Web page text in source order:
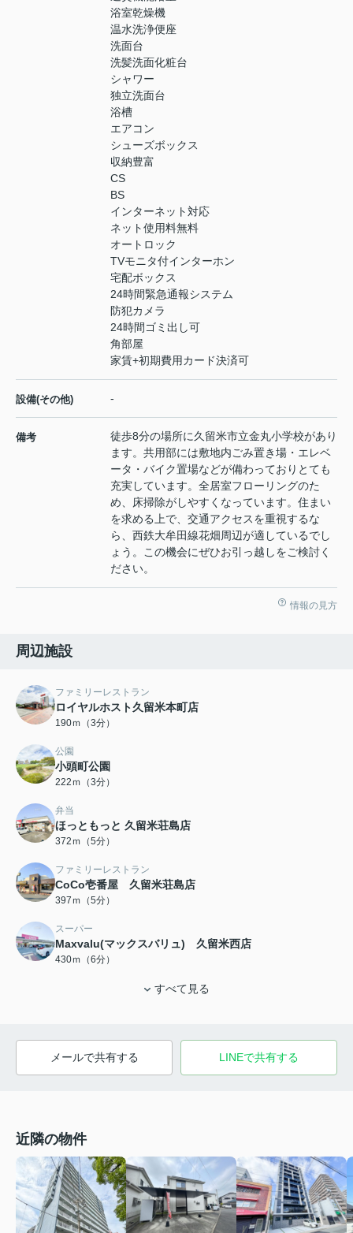
浴室乾燥機
温水洗浄便座
洗面台
洗髪洗面化粧台
シャワー
独立洗面台
浴槽
エアコン
シューズボックス
収納豊富
CS
BS
インターネット対応
ネット使用料無料
オートロック
TVモニタ付インターホン
宅配ボックス
24時間緊急通報システム
防犯カメラ
24時間ゴミ出し可
角部屋
家賃+初期費用カード決済可
設備(その他) -
備考
徒歩8分の場所に久留米市立金丸小学校があり
ます。共用部には敷地内ごみ置き場・エレベ
ータ・バイク置場などが備わっておりとても
充実しています。全居室フローリングのた
め、床掃除がしやすくなっています。住まい
を求める上で、交通アクセスを重視するな
ら、西鉄大牟田線花畑周辺が適しているでし
ょう。この機会にぜひお引っ越しをご検討く
ださい。
情報の見方
周辺施設
ファミリーレストラン
ロイヤルホスト久留米本町店
190ｍ（3分）
公園
小頭町公園
222ｍ（3分）
弁当
ほっともっと 久留米荘島店
372ｍ（5分）
ファミリーレストラン
CoCo壱番屋 久留米荘島店
397ｍ（5分）
スーパー
Maxvalu(マックスバリュ) 久留米西店
430ｍ（6分）
すべて見る
メールで共有する LINEで共有する
近隣の物件